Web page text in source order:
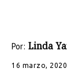
Por: Linda
16 marzo, 2020